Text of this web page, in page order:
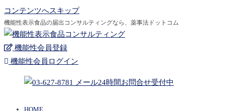
コンテンツへスキップ
機能性表示食品の届出コンサルティングなら、薬事法ドットコム
機能性会員登録
機能性会員ログイン
HOME